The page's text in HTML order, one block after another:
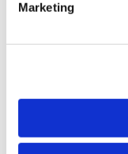
Marketing